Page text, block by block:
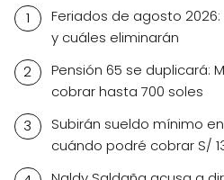
Feriados de agosto
y cuáles eliminarán
Pensión 65 se duplicará:
cobrar hasta 700 soles
Subirán sueldo mínimo
cuándo podré cobrar S/